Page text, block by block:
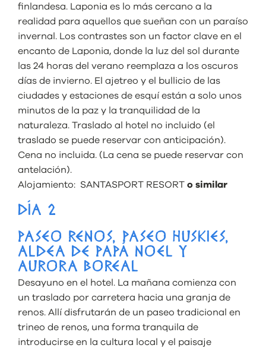
finlandesa. Laponia es lo más cercano a la
realidad para aquellos que sueñan con un paraíso
invernal. Los contrastes son un factor clave en el
encanto de Laponia, donde la luz del sol durante
las 24 horas del verano reemplaza a los oscuros
días de invierno. El ajetreo y el bullicio de las
ciudades y estaciones de esquí están a solo unos
minutos de la paz y la tranquilidad de la
naturaleza. Traslado al hotel no incluido (el
traslado se puede reservar con anticipación).
Cena no incluida. (La cena se puede reservar con
antelación).
Alojamiento: SANTASPORT RESORT o similar
DÍA 2
PASEO RENOS, PASEO HUSKIES,
ALDEA DE PAPÁ NOEL Y
AURORA BOREAL
Desayuno en el hotel. La mañana comienza con
un traslado por carretera hacia una granja de
renos. Allí disfrutarán de un paseo tradicional en
trineo de renos, una forma tranquila de
introducirse en la cultura local y el paisaje